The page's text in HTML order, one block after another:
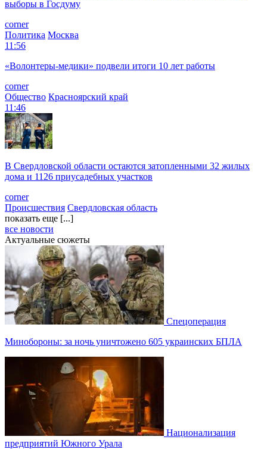
выборы в Госдуму
corner
Политика Москва
11:56
«Волонтеры-медики» подвели итоги 10 лет работы
corner
Общество Красноярский край
11:46
В Свердловской области остаются затопленными 32 жилых
дома и 1126 приусадебных участков
corner
Происшествия Свердловская область
показать еще [...]
все новости
Актуальные сюжеты
Спецоперация
Минобороны: за ночь уничтожено 605 украинских БПЛА
Национализация
предприятий Южного Урала